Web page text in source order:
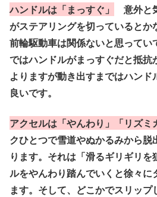
ハンドルは「まっすぐ」
意外と
がステアリングを切っているとか
前輪駆動車は関係ないと思ってい
ではハンドルがまっすぐだと抵抗
よりますが動き出すまではハン
良いです。
アクセルは「やんわり」「リズミ
クひとつで雪道やぬかるみから
ります。それは「滑るギリギリ
ルをやんわり踏んでいくと徐々に
ます。そして、どこかでスリップ